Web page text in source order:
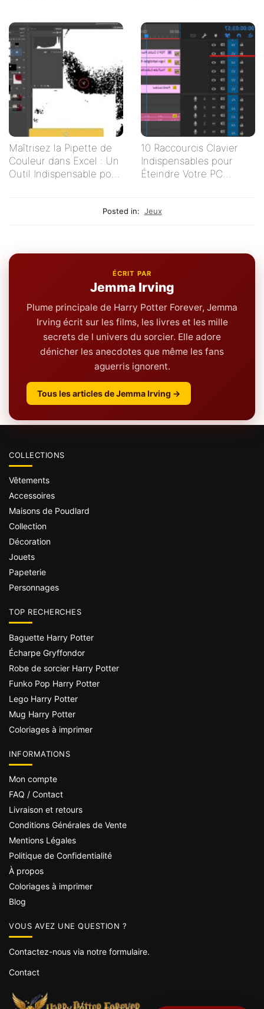
Maîtrisez la Pipette de
Couleur dans Excel : Un
Outil Indispensable pour
10 Raccourcis Clavier
Indispensables pour
Éteindre Votre PC
Posted in: Jeux
ÉCRIT PAR
Jemma Irving
Plume principale de Harry Potter Forever, Jemma
Irving écrit sur les films, les livres et les mille
secrets de l univers du sorcier. Elle adore
dénicher les anecdotes que même les fans
aguerris ignorent.
Tous les articles de Jemma Irving →
COLLECTIONS
Vêtements
Accessoires
Maisons de Poudlard
Collection
Décoration
Jouets
Papeterie
Personnages
TOP RECHERCHES
Baguette Harry Potter
Écharpe Gryffondor
Robe de sorcier Harry Potter
Funko Pop Harry Potter
Lego Harry Potter
Mug Harry Potter
Coloriages à imprimer
INFORMATIONS
Mon compte
FAQ / Contact
Livraison et retours
Conditions Générales de Vente
Mentions Légales
Politique de Confidentialité
À propos
Coloriages à imprimer
Blog
VOUS AVEZ UNE QUESTION ?
Contactez-nous via notre formulaire.
Contact